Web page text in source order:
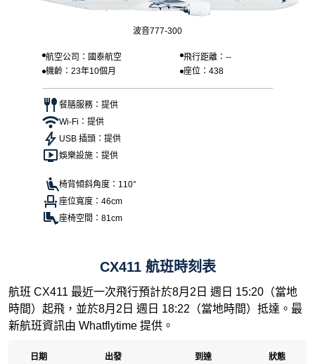
波音777-300
航空公司：國泰航空
飛行距離：--
機齡：23年10個月
座位：438
餐膳服務：提供
Wi-Fi：提供
USB 插頭：提供
娛樂設施：提供
椅背傾斜角度：110°
座位寬度：46cm
座椅空間：81cm
CX411 航班時刻表
航班 CX411 最近一次飛行預計於8月2日 週日 15:20（當地
時間）起飛，並於8月2日 週日 18:22（當地時間）抵達。最
新航班資訊由 Whatflytime 提供。
日期 出發 到達 狀態